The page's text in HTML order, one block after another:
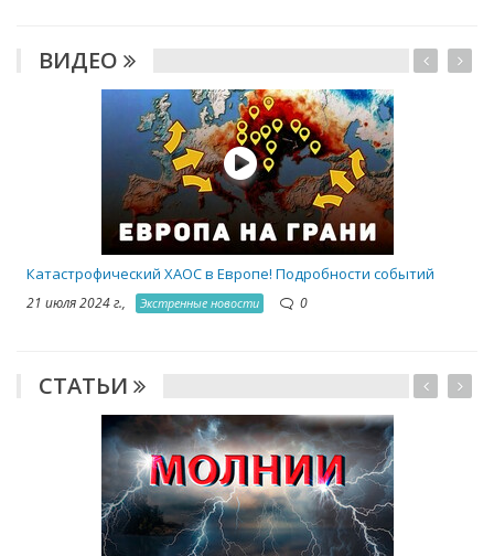
ВИДЕО
Катастрофический ХАОС в Европе! Подробности событий
21 июля 2024 г., Экстренные новости 0
СТАТЬИ